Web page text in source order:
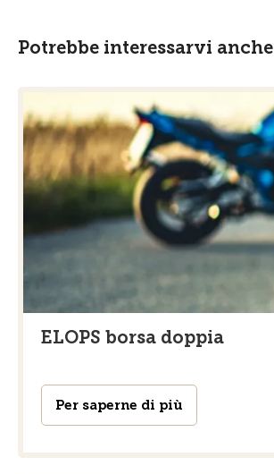
Potrebbe interessarvi anche
ELOPS borsa doppia
Per saperne di più